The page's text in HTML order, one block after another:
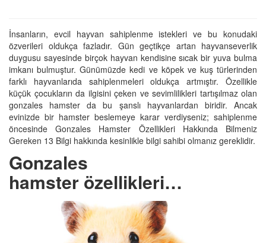
İnsanların, evcil hayvan sahiplenme istekleri ve bu konudaki
özverileri oldukça fazladır. Gün geçtikçe artan hayvanseverlik
duygusu sayesinde birçok hayvan kendisine sıcak bir yuva bulma
imkanı bulmuştur. Günümüzde kedi ve köpek ve kuş türlerinden
farklı hayvanlarıda sahiplenmeleri oldukça artmıştır. Özellikle
küçük çocukların da ilgisini çeken ve sevimlilikleri tartışılmaz olan
gonzales hamster da bu şanslı hayvanlardan biridir. Ancak
evinizde bir hamster beslemeye karar verdiyseniz; sahiplenme
öncesinde Gonzales Hamster Özellikleri Hakkında Bilmeniz
Gereken 13 Bilgi hakkında kesinlikle bilgi sahibi olmanız gereklidir.
Gonzales
hamster özellikleri…